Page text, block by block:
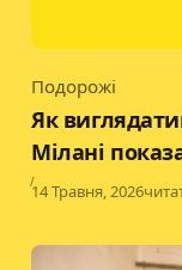
Category
Подорожі
Як
Мілані
Published
14 Травня, 2026